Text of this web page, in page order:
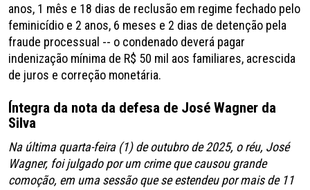
anos, 1 mês e 18 dias de reclusão em regime fechado pelo
feminicídio e 2 anos, 6 meses e 2 dias de detenção pela
fraude processual -- o condenado deverá pagar
indenização mínima de R$ 50 mil aos familiares, acrescida
de juros e correção monetária.
Íntegra da nota da defesa de José Wagner da
Silva
Na última quarta-feira (1) de outubro de 2025, o réu, José
Wagner, foi julgado por um crime que causou grande
comoção, em uma sessão que se estendeu por mais de 11